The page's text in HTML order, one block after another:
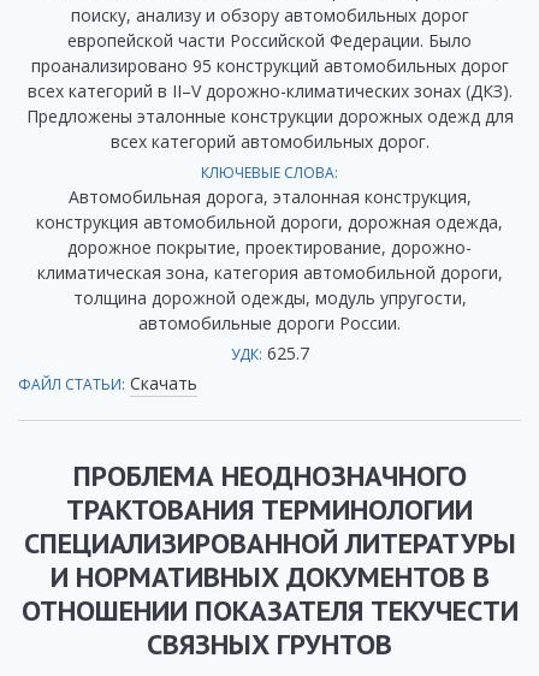
поиску, анализу и обзору автомобильных дорог
европейской части Российской Федерации. Было
проанализировано 95 конструкций автомобильных дорог
всех категорий в II–V дорожно-климатических зонах (ДКЗ).
Предложены эталонные конструкции дорожных одежд для
всех категорий автомобильных дорог.
КЛЮЧЕВЫЕ СЛОВА:
Автомобильная дорога, эталонная конструкция,
конструкция автомобильной дороги, дорожная одежда,
дорожное покрытие, проектирование, дорожно-
климатическая зона, категория автомобильной дороги,
толщина дорожной одежды, модуль упругости,
автомобильные дороги России.
УДК: 625.7
ФАЙЛ СТАТЬИ: Скачать
ПРОБЛЕМА НЕОДНОЗНАЧНОГО
ТРАКТОВАНИЯ ТЕРМИНОЛОГИИ
СПЕЦИАЛИЗИРОВАННОЙ ЛИТЕРАТУРЫ
И НОРМАТИВНЫХ ДОКУМЕНТОВ В
ОТНОШЕНИИ ПОКАЗАТЕЛЯ ТЕКУЧЕСТИ
СВЯЗНЫХ ГРУНТОВ